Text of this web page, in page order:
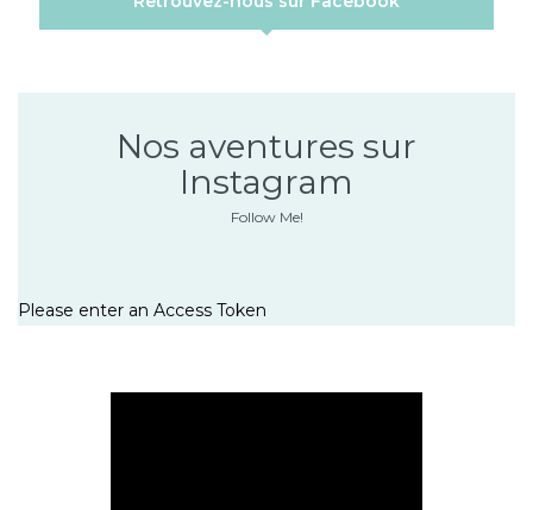
Nos aventures sur
Instagram
Follow Me!
Please enter an Access Token